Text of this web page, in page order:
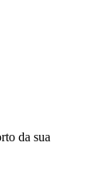
da sua